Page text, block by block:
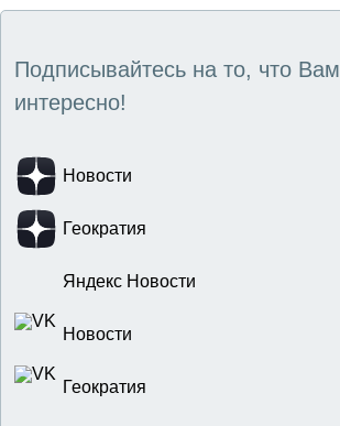
Подписывайтесь на то, что Вам
интересно!
Новости
Геократия
Яндекс Новости
Новости
Геократия